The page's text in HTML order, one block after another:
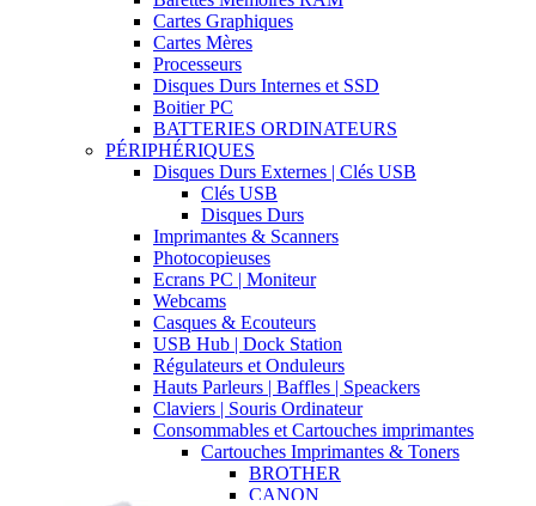
Cartes Graphiques
Cartes Mères
Processeurs
Disques Durs Internes et SSD
Boitier PC
BATTERIES ORDINATEURS
PÉRIPHÉRIQUES
Disques Durs Externes | Clés USB
Clés USB
Disques Durs
Imprimantes & Scanners
Photocopieuses
Ecrans PC | Moniteur
Webcams
Casques & Ecouteurs
USB Hub | Dock Station
Régulateurs et Onduleurs
Hauts Parleurs | Baffles | Speackers
Claviers | Souris Ordinateur
Consommables et Cartouches imprimantes
Cartouches Imprimantes & Toners
BROTHER
CANON